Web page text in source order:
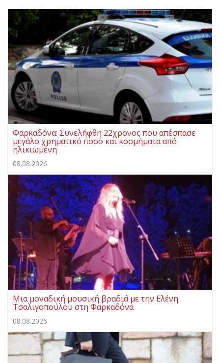
Φαρκαδόνα: Συνελήφθη 22χρονος που απέσπασε
μεγάλο χρηματικό ποσό και κοσμήματα από
ηλικιωμένη
08.08.2026
Μια μοναδική μουσική βραδιά με την Ελένη
Τσαλιγοπούλου στη Φαρκαδόνα
08.08.2026